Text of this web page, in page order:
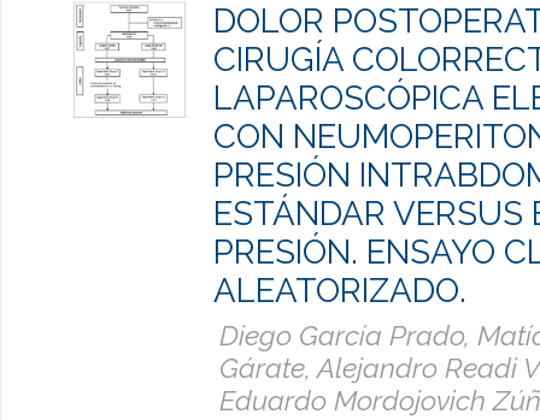
DOLOR
CIRUGÍA
LAPAROSCÓPICA
CON
PRESIÓN
ESTÁNDAR VERSUS
PRESIÓN. ENSAYO
ALEATORIZADO.
Diego García Prado,
Gárate, Alejandro Readi
Eduardo Mordojovich